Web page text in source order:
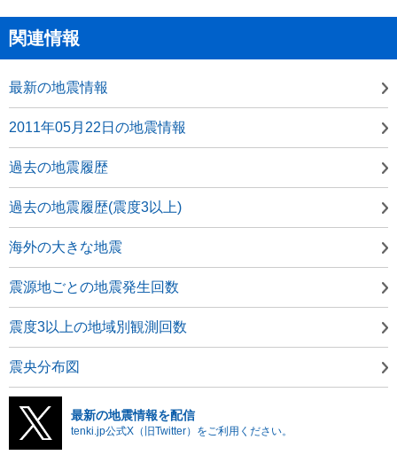
関連情報
最新の地震情報
2011年05月22日の地震情報
過去の地震履歴
過去の地震履歴(震度3以上)
海外の大きな地震
震源地ごとの地震発生回数
震度3以上の地域別観測回数
震央分布図
最新の地震情報を配信
tenki.jp公式X（旧Twitter）をご利用ください。